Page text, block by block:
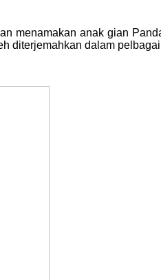
menamakan anak gian
diterjemahkan dalam